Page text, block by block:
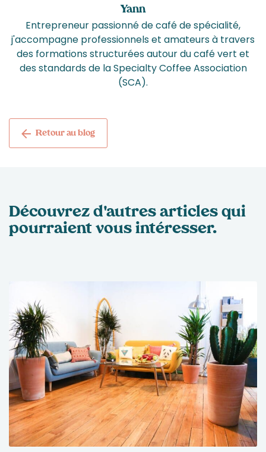
Yann
Entrepreneur passionné de café de spécialité,
j'accompagne professionnels et amateurs à travers
des formations structurées autour du café vert et
des standards de la Specialty Coffee Association
(SCA).
Retour au blog
Découvrez d'autres articles qui
pourraientvous intéresser.